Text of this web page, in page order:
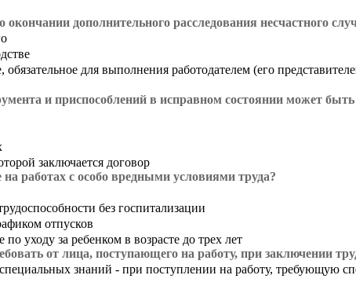
дополнительного расследования несчастного
для выполнения работодателем (его
и приспособлений в исправном состоянии может
заключается договор
работах с особо вредными условиями труда?
без госпитализации
отпусков
уходу за ребенком в возрасте до трех лет
от лица, поступающего на работу, при заключении
знаний - при поступлении на работу, требующую